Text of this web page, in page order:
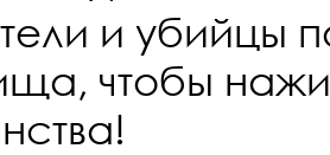
и убийцы
чтобы